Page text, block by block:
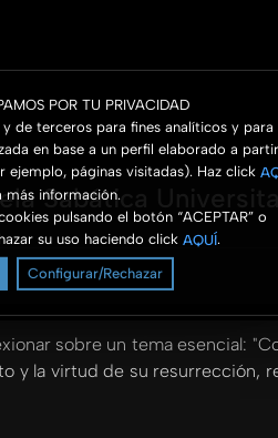
POR TU PRIVACIDAD
de terceros para fines analíticos y para
en base a un perfil elaborado a
páginas visitadas). Haz click
más información.
pulsando el botón “ACEPTAR” o
su uso haciendo click AQUÍ.
Configurar/Rechazar
Sabática
sobre un tema esencial:
y la virtud de su resurrección,